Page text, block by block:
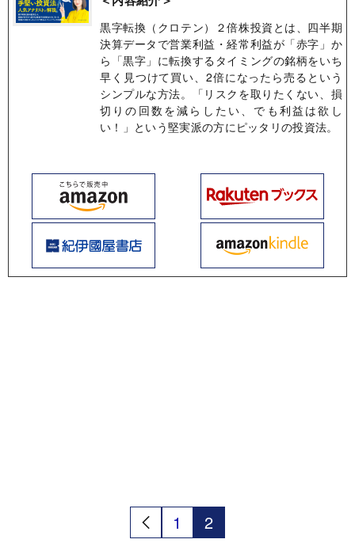
黒字転換（クロテン）２倍株投資とは、四半期
決算データで営業利益・経常利益が「赤字」か
ら「黒字」に転換するタイミングの銘柄をいち
早く見つけて買い、2倍になったら売るという
シンプルな方法。「リスクを取りたくない、損
切りの回数を減らしたい、でも利益は欲し
い！」という堅実派の方にピッタリの投資法。
1 2